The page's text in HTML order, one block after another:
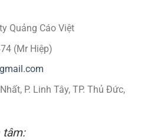
Quảng Cáo Việt
(Mr Hiệp)
P. Linh Tây, TP. Thủ Đức,
tâm: